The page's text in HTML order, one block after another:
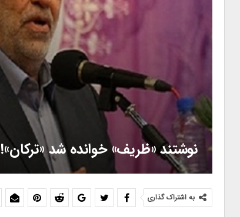
نوشتند «ظریف» خوانده شد «ترکان»!
به اشتراک گذاری